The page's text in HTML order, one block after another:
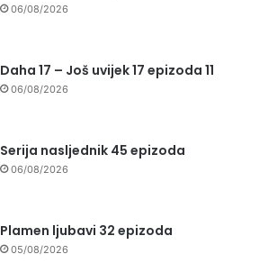
06/08/2026
Daha 17 – Još uvijek 17 epizoda 11
06/08/2026
Serija nasljednik 45 epizoda
06/08/2026
Plamen ljubavi 32 epizoda
05/08/2026